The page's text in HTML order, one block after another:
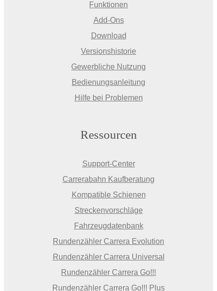
Funktionen
Add-Ons
Download
Versionshistorie
Gewerbliche Nutzung
Bedienungsanleitung
Hilfe bei Problemen
Ressourcen
Support-Center
Carrerabahn Kaufberatung
Kompatible Schienen
Streckenvorschläge
Fahrzeugdatenbank
Rundenzähler Carrera Evolution
Rundenzähler Carrera Universal
Rundenzähler Carrera Go!!!
Rundenzähler Carrera Go!!! Plus